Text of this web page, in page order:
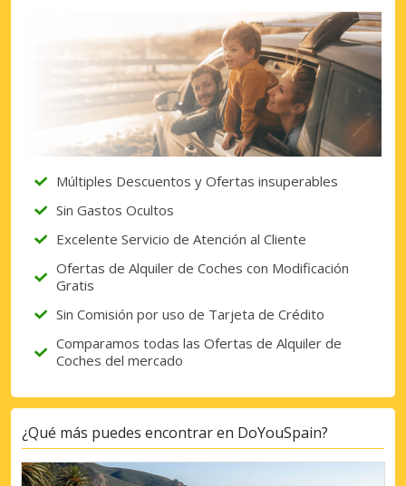
Múltiples Descuentos y Ofertas insuperables
Sin Gastos Ocultos
Excelente Servicio de Atención al Cliente
Ofertas de Alquiler de Coches con Modificación
Gratis
Sin Comisión por uso de Tarjeta de Crédito
Comparamos todas las Ofertas de Alquiler de
Coches del mercado
¿Qué más puedes encontrar en DoYouSpain?